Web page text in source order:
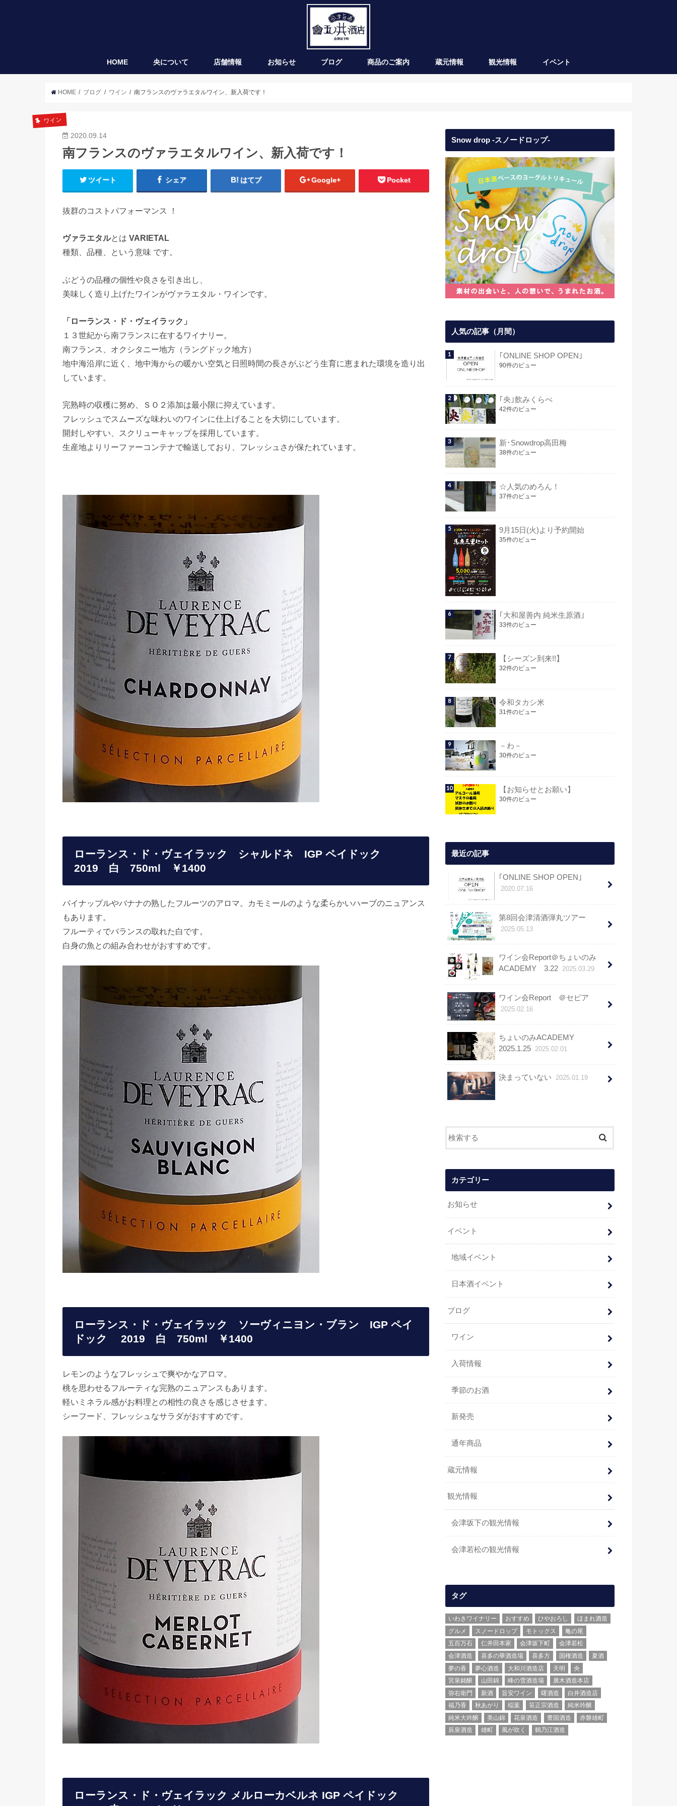
HOME 央について 店舗情報 お知らせ ブログ 商品のご案内 蔵元情報 観光情報 イベント
HOME ブログ ワイン 南フランスのヴァラエタルワイン、新入荷です！
ワイン
2020.09.14
南フランスのヴァラエタルワイン、新入荷です！
ツイート シェア はてブ Google+ Pocket
抜群のコストパフォーマンス ！
ヴァラエタルとは VARIETAL
種類、品種、という意味 です。
ぶどうの品種の個性や良さを引き出し、
美味しく造り上げたワインがヴァラエタル・ワインです。
「ローランス・ド・ヴェイラック」
１３世紀から南フランスに在するワイナリー。
南フランス、オクシタニー地方（ラングドック地方）
地中海沿岸に近く、地中海からの暖かい空気と日照時間の長さがぶどう生育に恵まれた環境を造り出
しています。
完熟時の収穫に努め、ＳＯ２添加は最小限に抑えています。
フレッシュでスムーズな味わいのワインに仕上げることを大切にしています。
開封しやすい、スクリューキャップを採用しています。
生産地よりリーファーコンテナで輸送しており、フレッシュさが保たれています。
ローランス・ド・ヴェイラック シャルドネ IGP ペイドック
2019 白 750ml ￥1400
パイナップルやバナナの熟したフルーツのアロマ。カモミールのような柔らかいハーブのニュアンス
もあります。
フルーティでバランスの取れた白です。
白身の魚との組み合わせがおすすめです。
ローランス・ド・ヴェイラック ソーヴィニヨン・ブラン IGP ペイ
ドック 2019 白 750ml ￥1400
レモンのようなフレッシュで爽やかなアロマ。
桃を思わせるフルーティな完熟のニュアンスもあります。
軽いミネラル感がお料理との相性の良さを感じさせます。
シーフード、フレッシュなサラダがおすすめです。
ローランス・ド・ヴェイラック メルローカベルネ IGP ペイドック
Snow drop -スノードロップ-
人気の記事（月間）
｢ONLINE SHOP OPEN｣
90件のビュー
｢央｣飲みくらべ
42件のビュー
新･Snowdrop高田梅
38件のビュー
☆人気のめろん！
37件のビュー
9月15日(火)より予約開始
35件のビュー
｢大和屋善内 純米生原酒｣
33件のビュー
【シーズン到来!!】
32件のビュー
令和タカシ米
31件のビュー
－わ－
30件のビュー
【お知らせとお願い】
30件のビュー
最近の記事
｢ONLINE SHOP OPEN｣
2020.07.16
第8回会津清酒弾丸ツアー
2025.05.13
ワイン会Report＠ちょいのみ
ACADEMY 3.22 2025.03.29
ワイン会Report ＠セピア
2025.02.16
ちょいのみACADEMY
2025.1.25 2025.02.01
決まっていない 2025.01.19
カテゴリー
お知らせ
イベント
地域イベント
日本酒イベント
ブログ
ワイン
入荷情報
季節のお酒
新発売
通年商品
蔵元情報
観光情報
会津坂下の観光情報
会津若松の観光情報
タグ
いわきワイナリー おすすめ ひやおろし
ほまれ酒造
グルメ
スノードロップ モトックス
亀の尾
五百万石
仁井田本家 会津坂下町
会津若松
会津酒造
喜多の華酒造場 喜多方 国権酒造
夏酒
夢の香
夢心酒造 大和川酒造店 天明
央
宮泉銘醸
山田錦 峰の雪酒造場
廣木酒造本店
弥右衛門
新酒 旨安ワイン 曙酒造
白井酒造店
福乃香
秋あがり 稲葉 笹正宗酒造
純米吟醸
純米大吟醸
美山錦 花泉酒造 豊国酒造
赤磐雄町
辰泉酒造
雄町 風が吹く 鶴乃江酒造